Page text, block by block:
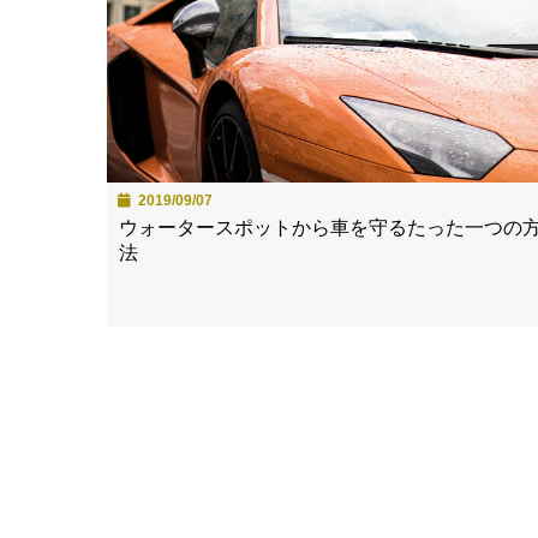
2019/09/07
ウォータースポットから車を守るたった一つの
法